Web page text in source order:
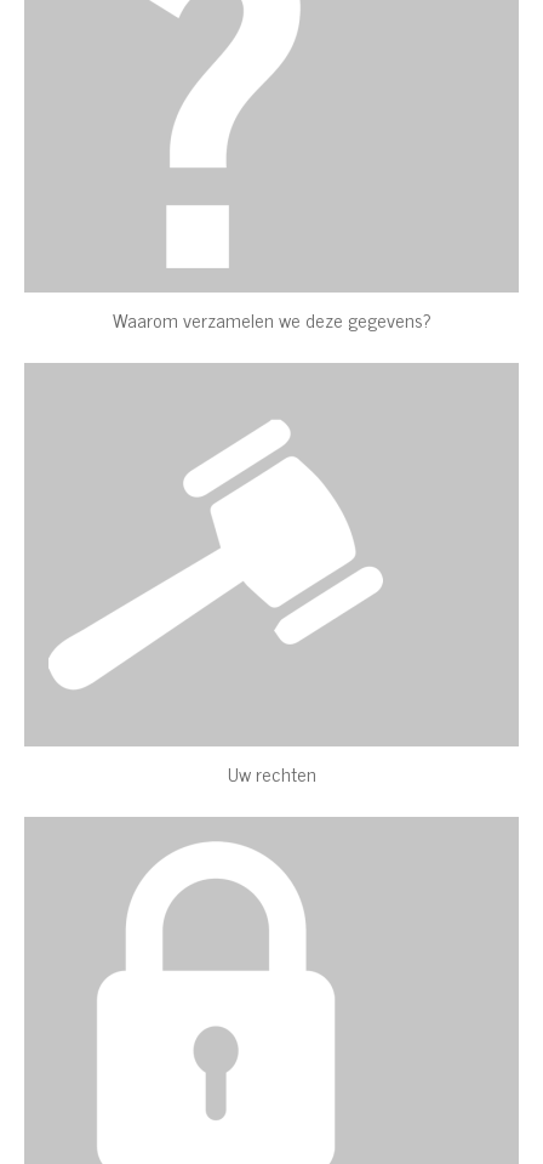
Waarom verzamelen we deze gegevens?
Uw rechten